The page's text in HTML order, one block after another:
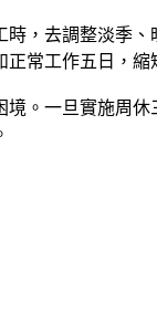
，去調整淡季
常工作五日，
。一旦實施周